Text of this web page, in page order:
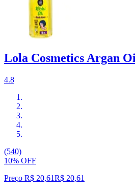
Lola Cosmetics Argan
4.8
(540)
10% OFF
Preço R$ 20,61R$ 20,61